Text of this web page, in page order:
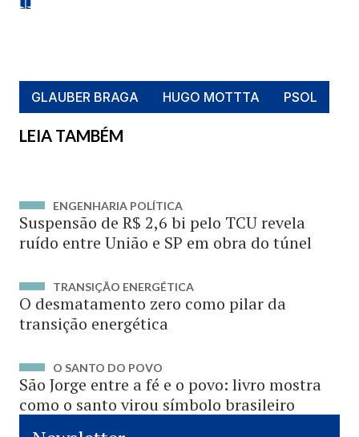
GLAUBER BRAGA HUGO MOTTTA PSOL
LEIA TAMBÉM
ENGENHARIA POLÍTICA
Suspensão de R$ 2,6 bi pelo TCU revela
ruído entre União e SP em obra do túnel
TRANSIÇÃO ENERGÉTICA
O desmatamento zero como pilar da
transição energética
O SANTO DO POVO
São Jorge entre a fé e o povo: livro mostra
como o santo virou símbolo brasileiro